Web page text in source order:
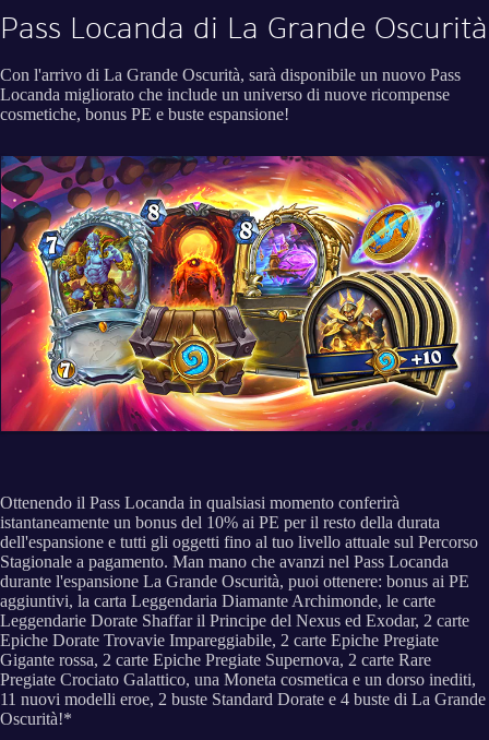
Pass Locanda di La Grande Oscurità
Con l'arrivo di La Grande Oscurità, sarà disponibile un nuovo Pass
Locanda migliorato che include un universo di nuove ricompense
cosmetiche, bonus PE e buste espansione!
Ottenendo il Pass Locanda in qualsiasi momento conferirà
istantaneamente un bonus del 10% ai PE per il resto della durata
dell'espansione e tutti gli oggetti fino al tuo livello attuale sul Percorso
Stagionale a pagamento. Man mano che avanzi nel Pass Locanda
durante l'espansione La Grande Oscurità, puoi ottenere: bonus ai PE
aggiuntivi, la carta Leggendaria Diamante Archimonde, le carte
Leggendarie Dorate Shaffar il Principe del Nexus ed Exodar, 2 carte
Epiche Dorate Trovavie Impareggiabile, 2 carte Epiche Pregiate
Gigante rossa, 2 carte Epiche Pregiate Supernova, 2 carte Rare
Pregiate Crociato Galattico, una Moneta cosmetica e un dorso inediti,
11 nuovi modelli eroe, 2 buste Standard Dorate e 4 buste di La Grande
Oscurità!*